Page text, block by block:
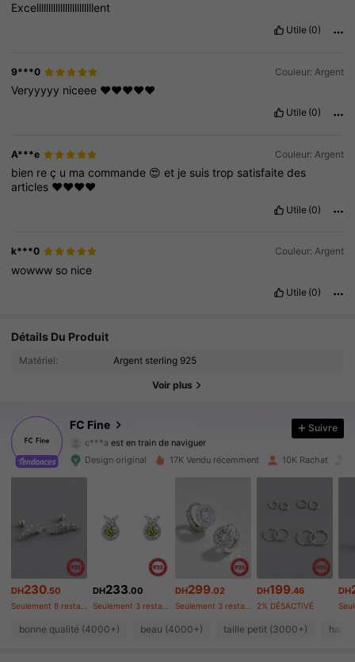
Excellllllllllllllllllllllllent
Utile (0)
9***0 Couleur: Argent
Veryyyyy niceee ❤️❤️❤️❤️❤️
Utile (0)
A***e Couleur: Argent
bien reç u macommande 😍et je suistrop satisfaitedes
articles ❤️❤️❤️❤️
Utile (0)
k***0 Couleur: Argent
wowww so nice
Utile (0)
Détails Du Produit
Matériel: Argent sterling 925
Voir plus
FC Fine
4.91
119K Suiveurs
4.91
c***a est en train de naviguer
4.91
119K Suiveurs
4.91 119K Suiveurs
119K Suiveurs
4.91 119K Suiveurs
Suivre
Design original 17K Vendu récemment 10K Rachat
DH230.50
Seulement 8 restant
DH233.00
Seulement 3 restant
DH299.02
Seulement 3 restant
DH199.46
2% DÉSACTIVÉ
DH
bonne qualité (4000+) beau (4000+) taille petit (3000+)